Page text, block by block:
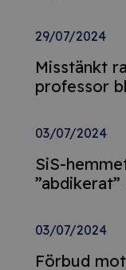
29/07/2024
Misstänkt
professor
03/07/2024
SiS-
03/07/2024
Förbud